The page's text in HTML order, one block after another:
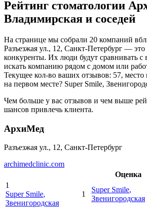
Рейтинг стоматологии
Владимирская и соседей
На странице мы собрали 20 компаний
Разъезжая ул., 12, Санкт-Петербург —
конкуренты. Их люди будут сравнивать с
искать компанию рядом с домом или
Текущее кол-во ваших отзывов: 57, место
на первом месте? Super Smile,
Чем больше у вас отзывов и чем выше
шансов привлечь клиента.
АрхиМед
Разъезжая ул., 12, Санкт-Петербург
archimedclinic.com
Оценка
1
Super Smile,
Звенигородская
1
Super Smile,
Звенигородская